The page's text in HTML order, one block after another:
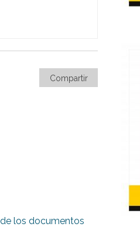
Compartir
los documentos